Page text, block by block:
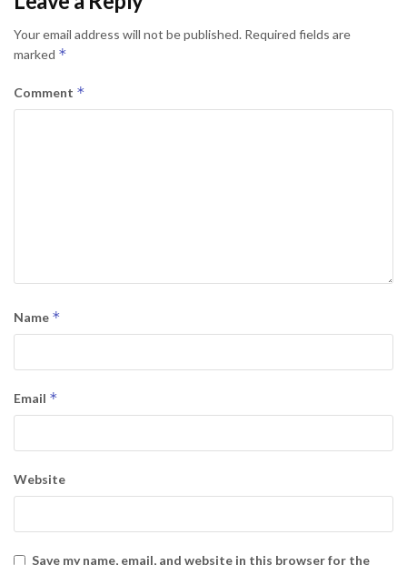
Your email address will not be published. Required fields are
marked *
Comment *
Name *
Email *
Website
Save my name, email, and website in this browser for the